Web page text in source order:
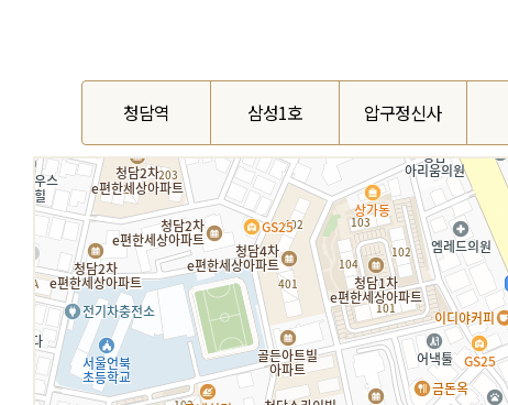
청담역 삼성1호 압구정신사